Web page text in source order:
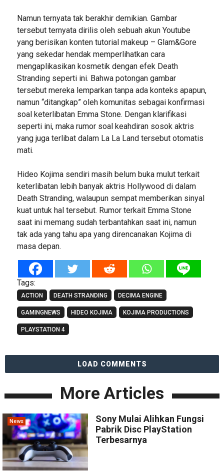
Namun ternyata tak berakhir demikian. Gambar
tersebut ternyata dirilis oleh sebuah akun Youtube
yang berisikan konten tutorial makeup – Glam&Gore
yang sekedar hendak memperlihatkan cara
mengaplikasikan kosmetik dengan efek Death
Stranding seperti ini. Bahwa potongan gambar
tersebut mereka lemparkan tanpa ada konteks apapun,
namun “ditangkap” oleh komunitas sebagai konfirmasi
soal keterlibatan Emma Stone. Dengan klarifikasi
seperti ini, maka rumor soal keahdiran sosok aktris
yang juga terlibat dalam La La Land tersebut otomatis
mati.
Hideo Kojima sendiri masih belum buka mulut terkait
keterlibatan lebih banyak aktris Hollywood di dalam
Death Stranding, walaupun sempat memberikan sinyal
kuat untuk hal tersebut. Rumor terkait Emma Stone
saat ini memang sudah terbantahkan saat ini, namun
tak ada yang tahu apa yang direncanakan Kojima di
masa depan.
Tags:
ACTION DEATH STRANDING DECIMA ENGINE
GAMINGNEWS HIDEO KOJIMA KOJIMA PRODUCTIONS
PLAYSTATION 4
LOAD COMMENTS
More Articles
News
Sony Mulai Alihkan Fungsi
Pabrik Disc PlayStation
Terbesarnya